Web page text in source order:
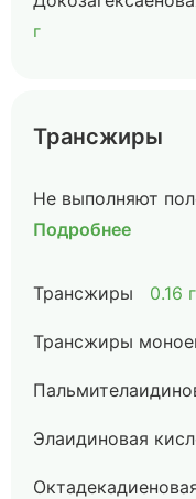
г
Трансжиры
Не выполняют
Подробнее
Трансжиры 0.16 г
Трансжиры
Элаидиновая